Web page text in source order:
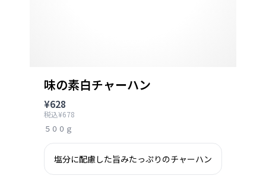
味の素白チャーハン
¥628
税込¥678
５００ｇ
塩分に配慮した旨みたっぷりのチャーハン